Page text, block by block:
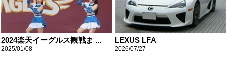
2024楽天イーグルス観戦ま ...
2025/01/08
LEXUS LFA
2026/07/27